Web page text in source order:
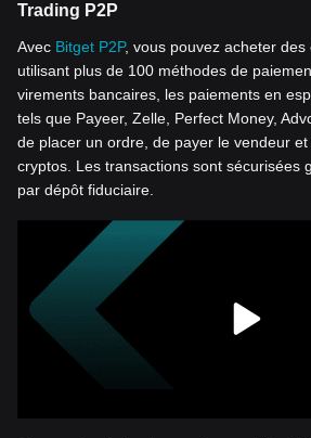
Trading P2P
Avec Bitget P2P, vous pouvez acheter des
utilisant plus de 100 méthodes de
virements bancaires, les paiements en
tels que Payeer, Zelle, Perfect Money,
de placer un ordre, de payer le vendeur
cryptos. Les transactions sont sécurisées
par dépôt fiduciaire.